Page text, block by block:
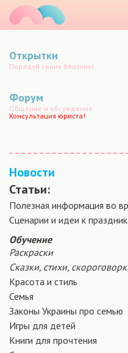
Открытки
Порадуй своих близких!
Форум
Общение и обсуждение.
Консультация юриста!
Новости
Статьи:
Полезная информация во
Сценарии и идеи к
Обучение
Раскраски
Сказки, стихи,
Красота и стиль
Семья
Законы Украины про семью
Игры для детей
Книги для прочтения